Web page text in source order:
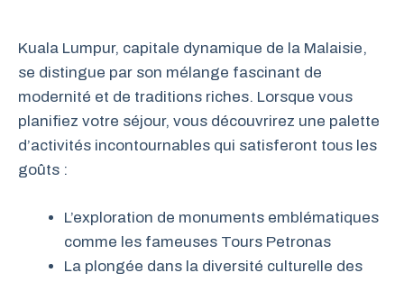
Kuala Lumpur, capitale dynamique de la Malaisie,
se distingue par son mélange fascinant de
modernité et de traditions riches. Lorsque vous
planifiez votre séjour, vous découvrirez une palette
d’activités incontournables qui satisferont tous les
goûts :
L’exploration de monuments emblématiques
comme les fameuses Tours Petronas
La plongée dans la diversité culturelle des